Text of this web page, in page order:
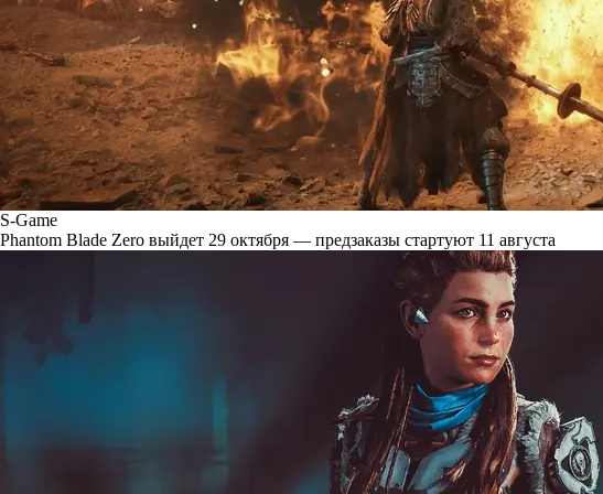
S-Game
Phantom Blade Zero выйдет 29 октября — предзаказы стартуют 11 августа